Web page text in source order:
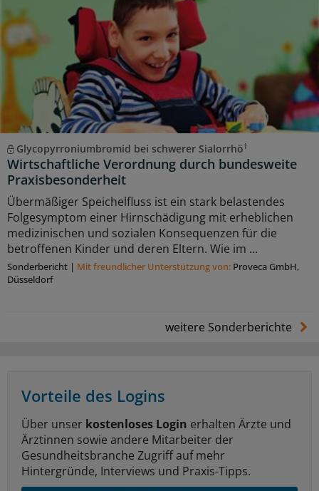
Glycopyrroniumbromid bei schwerer Sialorrhö†
Wirtschaftliche Verordnung durch bundesweite
Praxisbesonderheit
Übermäßiger Speichelfluss ist ein stark belastendes
Folgesymptom einer Hirnschädigung mit erheblichen
medizinischen und sozialen Konsequenzen für die
betroffenen Kinder und deren Eltern. Wie im ...
Sonderbericht | Mit freundlicher Unterstützung von: Proveca GmbH,
Düsseldorf
weitere Sonderberichte
Vorteile des Logins
Über unser kostenloses Login erhalten Ärzte und
Ärztinnen sowie andere Mitarbeiter der
Gesundheitsbranche Zugriff auf mehr
Hintergründe, Interviews und Praxis-Tipps.